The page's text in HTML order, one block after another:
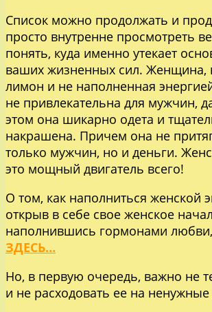
Список можно продолжать и
просто внутренне просмотреть
понять, куда именно утекает
ваших жизненных сил. Женщина,
лимон и не наполненная
не привлекательна для мужчин,
этом она шикарно одета и
накрашена. Причем она не
только мужчин, но и деньги.
это мощный двигатель всего!
О том, как наполниться женской
открыв в себе свое женское
наполнившись гормонами
ЗДЕСЬ…
Но, в первую очередь, важно не
и не расходовать ее на ненужные